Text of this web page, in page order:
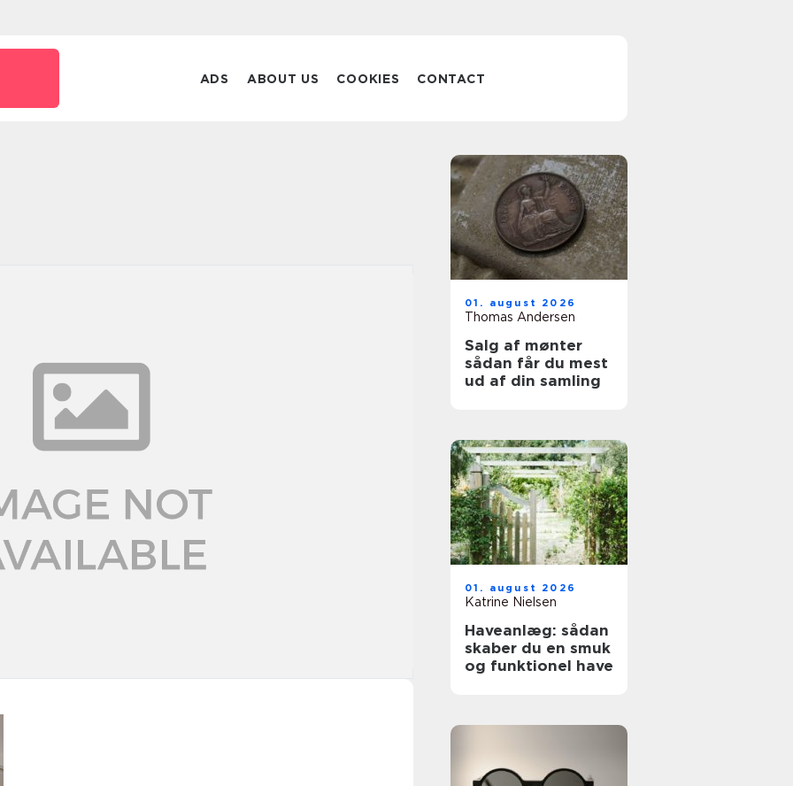
ADS ABOUT US COOKIES CONTACT
01. august 2026
Thomas Andersen
Salg af mønter
sådan får du mest
ud af din samling
01. august 2026
Katrine Nielsen
Haveanlæg: sådan
skaber du en smuk
og funktionel have